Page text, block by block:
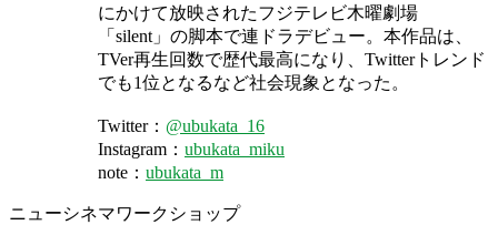
にかけて放映されたフジテレビ木曜劇場
「silent」の脚本で連ドラデビュー。本作品は、
TVer再生回数で歴代最高になり、Twitterトレンド
でも1位となるなど社会現象となった。
Twitter： @ubukata_16
Instagram： ubukata_miku
note： ubukata_m
ニューシネマワークショップ